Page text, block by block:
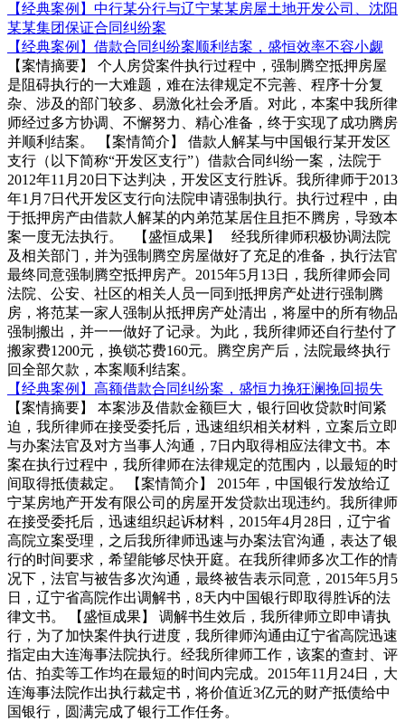
【经典案例】中行某分行与辽宁某某房屋土地开发公司、沈阳
某某集团保证合同纠纷案
【经典案例】借款合同纠纷案顺利结案，盛恒效率不容小觑
【案情摘要】 个人房贷案件执行过程中，强制腾空抵押房屋
是阻碍执行的一大难题，难在法律规定不完善、程序十分复
杂、涉及的部门较多、易激化社会矛盾。对此，本案中我所律
师经过多方协调、不懈努力、精心准备，终于实现了成功腾房
并顺利结案。 【案情简介】 借款人解某与中国银行某开发区
支行（以下简称“开发区支行”）借款合同纠纷一案，法院于
2012年11月20日下达判决，开发区支行胜诉。我所律师于2013
年1月7日代开发区支行向法院申请强制执行。执行过程中，由
于抵押房产由借款人解某的内弟范某居住且拒不腾房，导致本
案一度无法执行。 【盛恒成果】 经我所律师积极协调法院
及相关部门，并为强制腾空房屋做好了充足的准备，执行法官
最终同意强制腾空抵押房产。2015年5月13日，我所律师会同
法院、公安、社区的相关人员一同到抵押房产处进行强制腾
房，将范某一家人强制从抵押房产处清出，将屋中的所有物品
强制搬出，并一一做好了记录。为此，我所律师还自行垫付了
搬家费1200元，换锁芯费160元。腾空房产后，法院最终执行
回全部欠款，本案顺利结案。
【经典案例】高额借款合同纠纷案，盛恒力挽狂澜挽回损失
【案情摘要】 本案涉及借款金额巨大，银行回收贷款时间紧
迫，我所律师在接受委托后，迅速组织相关材料，立案后立即
与办案法官及对方当事人沟通，7日内取得相应法律文书。本
案在执行过程中，我所律师在法律规定的范围内，以最短的时
间取得抵债裁定。 【案情简介】 2015年，中国银行发放给辽
宁某房地产开发有限公司的房屋开发贷款出现违约。我所律师
在接受委托后，迅速组织起诉材料，2015年4月28日，辽宁省
高院立案受理，之后我所律师迅速与办案法官沟通，表达了银
行的时间要求，希望能够尽快开庭。在我所律师多次工作的情
况下，法官与被告多次沟通，最终被告表示同意，2015年5月5
日，辽宁省高院作出调解书，8天内中国银行即取得胜诉的法
律文书。 【盛恒成果】 调解书生效后，我所律师立即申请执
行，为了加快案件执行进度，我所律师沟通由辽宁省高院迅速
指定由大连海事法院执行。经我所律师工作，该案的查封、评
估、拍卖等工作均在最短的时间内完成。2015年11月24日，大
连海事法院作出执行裁定书，将价值近3亿元的财产抵债给中
国银行，圆满完成了银行工作任务。